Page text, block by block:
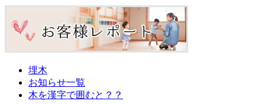
埋木
お知らせ一覧
木を漢字で囲むと？？